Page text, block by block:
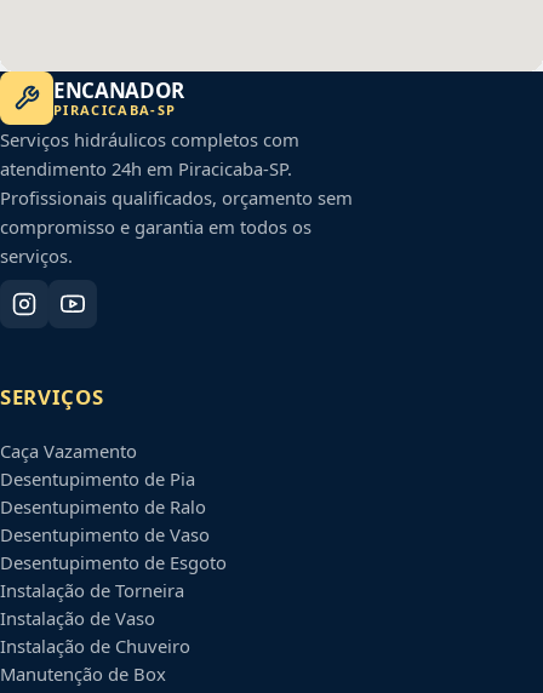
ENCANADOR
PIRACICABA-SP
Serviços hidráulicos completos com
atendimento 24h em Piracicaba-SP.
Profissionais qualificados, orçamento sem
compromisso e garantia em todos os
serviços.
SERVIÇOS
Caça Vazamento
Desentupimento de Pia
Desentupimento de Ralo
Desentupimento de Vaso
Desentupimento de Esgoto
Instalação de Torneira
Instalação de Vaso
Instalação de Chuveiro
Manutenção de Box